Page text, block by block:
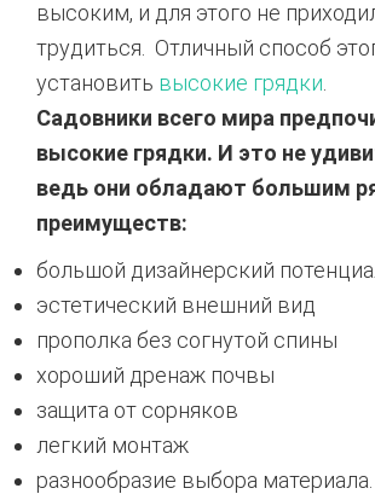
высоким, и для этого не
трудиться. Отличный способ
установить высокие грядки
Садовники всего мира
высокие грядки. И это не
ведь они обладают большим
преимуществ:
большой дизайнерский
эстетический внешний вид
прополка без согнутой спины
хороший дренаж почвы
защита от сорняков
легкий монтаж
разнообразие выбора материала.